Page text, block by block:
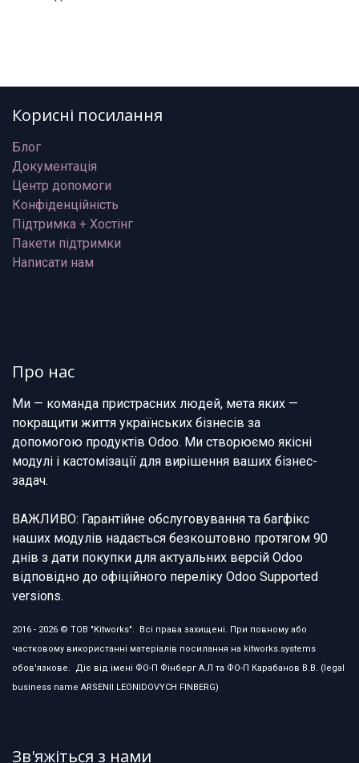
Корисні посилання
Блог
Документація
Центр допомоги
Конфіденційність
Підтримка + Хостінг
Пакети підтримки
Написати нам
Про нас
Ми — команда пристрасних людей, мета яких —
покращити життя українських бізнесів за
допомогою продуктів Odoo. Ми створюємо якісні
модулі і кастомізації для вирішення ваших бізнес-
задач.
ВАЖЛИВО: Гарантійне обслуговування та багфікс
наших модулів надається безкоштовно протягом 90
днів з дати покупки для актуальних версій Odoo
відповідно до офіційного переліку Odoo Supported
versions.
2016 - 2026 © ТОВ "Kitworks". Всі права захищені. При повному або
частковому використанні матеріалів посилання на kitworks.systems
обов'язкове. Діє від імені ФО-П Фінберг А.Л та ФО-П Карабанов В.В. (legal
business name ARSENII LEONIDOVYCH FINBERG)
Зв'яжіться з нами